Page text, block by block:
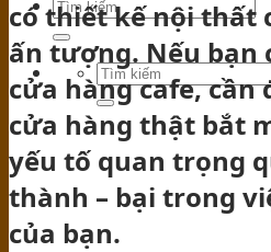
có thiết kế nội thất
ấn tượng. Nếu bạn
cửa hàng cafe,
cửa hàng thật bắt
yếu tố quan trọng
thành – bại trong
của bạn.